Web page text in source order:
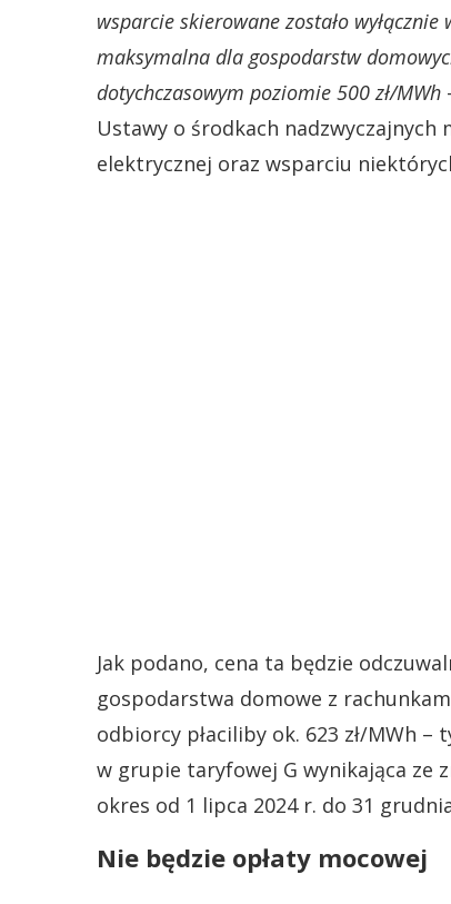
wsparcie skierowane zostało
maksymalna dla gospodarstw
dotychczasowym poziomie 500 zł/MWh
Ustawy o środkach nadzwyczajnych
elektrycznej oraz wsparciu
Jak podano, cena ta będzie
gospodarstwa domowe z
odbiorcy płaciliby ok. 623 zł/MWh
w grupie taryfowej G wynikająca ze
okres od 1 lipca 2024 r. do 31
Nie będzie opłaty mocowej